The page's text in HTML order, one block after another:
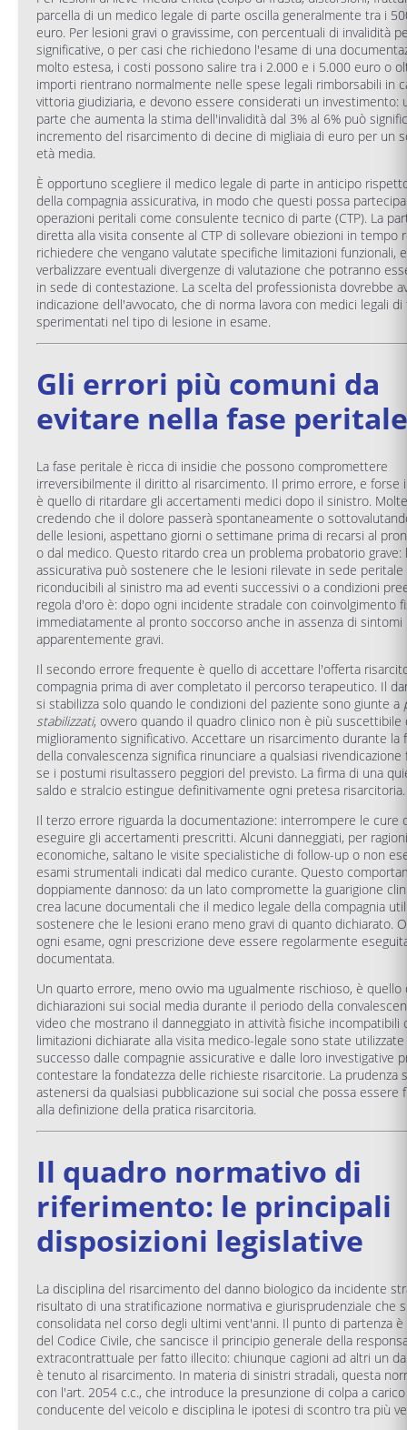
parcella di un medico legale di parte oscilla generalmente tra i
euro. Per lesioni gravi o gravissime, con percentuali di invalidità
significative, o per casi che richiedono l'esame di una
molto estesa, i costi possono salire tra i 2.000 e i 5.000 euro o
importi rientrano normalmente nelle spese legali rimborsabili in
vittoria giudiziaria, e devono essere considerati un investimento:
parte che aumenta la stima dell'invalidità dal 3% al 6% può
incremento del risarcimento di decine di migliaia di euro per un
età media.
È opportuno scegliere il medico legale di parte in anticipo
della compagnia assicurativa, in modo che questi possa
operazioni peritali come consulente tecnico di parte (CTP). La
diretta alla visita consente al CTP di sollevare obiezioni in tempo
richiedere che vengano valutate specifiche limitazioni funzionali,
verbalizzare eventuali divergenze di valutazione che potranno
in sede di contestazione. La scelta del professionista dovrebbe
indicazione dell'avvocato, che di norma lavora con medici legali di
sperimentati nel tipo di lesione in esame.
Gli errori più comuni da
evitare nella fase peritale
La fase peritale è ricca di insidie che possono compromettere
irreversibilmente il diritto al risarcimento. Il primo errore, e forse
è quello di ritardare gli accertamenti medici dopo il sinistro.
credendo che il dolore passerà spontaneamente o
delle lesioni, aspettano giorni o settimane prima di recarsi al
o dal medico. Questo ritardo crea un problema probatorio grave:
assicurativa può sostenere che le lesioni rilevate in sede
riconducibili al sinistro ma ad eventi successivi o a condizioni
regola d'oro è: dopo ogni incidente stradale con coinvolgimento
immediatamente al pronto soccorso anche in assenza di sintomi
apparentemente gravi.
Il secondo errore frequente è quello di accettare l'offerta
compagnia prima di aver completato il percorso terapeutico. Il
si stabilizza solo quando le condizioni del paziente sono giunte a
stabilizzati, ovvero quando il quadro clinico non è più suscettibile
miglioramento significativo. Accettare un risarcimento durante la
della convalescenza significa rinunciare a qualsiasi
se i postumi risultassero peggiori del previsto. La firma di una
saldo e stralcio estingue definitivamente ogni pretesa risarcitoria.
Il terzo errore riguarda la documentazione: interrompere le cure
eseguire gli accertamenti prescritti. Alcuni danneggiati, per
economiche, saltano le visite specialistiche di follow-up o non
esami strumentali indicati dal medico curante. Questo
doppiamente dannoso: da un lato compromette la guarigione
crea lacune documentali che il medico legale della compagnia
sostenere che le lesioni erano meno gravi di quanto dichiarato.
ogni esame, ogni prescrizione deve essere regolarmente
documentata.
Un quarto errore, meno ovvio ma ugualmente rischioso, è quello
dichiarazioni sui social media durante il periodo della
video che mostrano il danneggiato in attività fisiche incompatibili
limitazioni dichiarate alla visita medico-legale sono state
successo dalle compagnie assicurative e dalle loro investigative
contestare la fondatezza delle richieste risarcitorie. La prudenza
astenersi da qualsiasi pubblicazione sui social che possa essere
alla definizione della pratica risarcitoria.
Il quadro normativo di
riferimento: le principali
disposizioni legislative
La disciplina del risarcimento del danno biologico da incidente
risultato di una stratificazione normativa e giurisprudenziale che
consolidata nel corso degli ultimi vent'anni. Il punto di partenza
del Codice Civile, che sancisce il principio generale della
extracontrattuale per fatto illecito: chiunque cagioni ad altri un
è tenuto al risarcimento. In materia di sinistri stradali, questa
con l'art. 2054 c.c., che introduce la presunzione di colpa a
conducente del veicolo e disciplina le ipotesi di scontro tra più